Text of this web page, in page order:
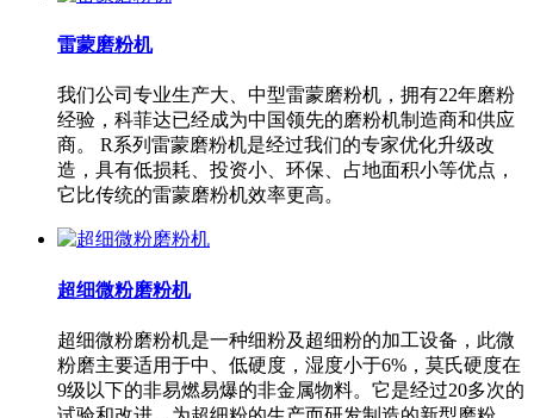
雷蒙磨粉机
我们公司专业生产大、中型雷蒙磨粉机，拥有22年磨粉
经验，科菲达已经成为中国领先的磨粉机制造商和供应
商。 R系列雷蒙磨粉机是经过我们的专家优化升级改
造，具有低损耗、投资小、环保、占地面积小等优点，
它比传统的雷蒙磨粉机效率更高。
超细微粉磨粉机
超细微粉磨粉机是一种细粉及超细粉的加工设备，此微
粉磨主要适用于中、低硬度，湿度小于6%，莫氏硬度在
9级以下的非易燃易爆的非金属物料。它是经过20多次的